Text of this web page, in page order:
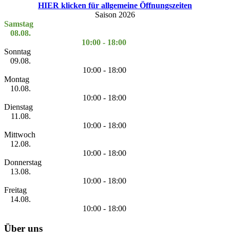
HIER klicken für allgemeine Öffnungszeiten
Saison 2026
Samstag
08.08.
10:00 - 18:00
Sonntag
09.08.
10:00 - 18:00
Montag
10.08.
10:00 - 18:00
Dienstag
11.08.
10:00 - 18:00
Mittwoch
12.08.
10:00 - 18:00
Donnerstag
13.08.
10:00 - 18:00
Freitag
14.08.
10:00 - 18:00
Über uns